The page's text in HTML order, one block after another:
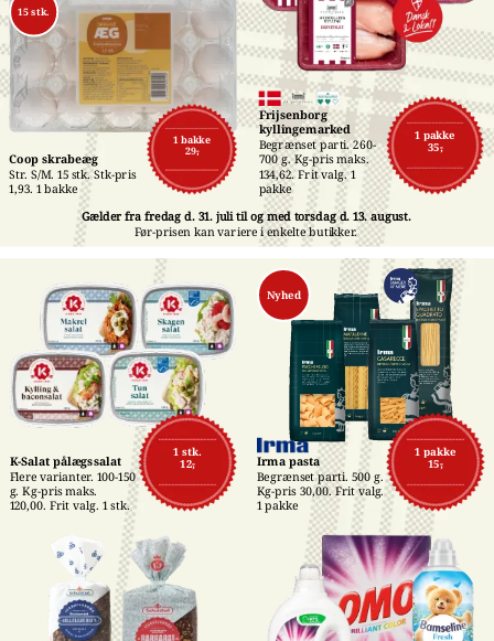
1 pakke
35,-
Frijsenborg
kyllingemarked
Begrænset parti. 260-
700 g. Kg-pris maks.
134,62. Frit valg. 1
pakke
Gælder fra fredag d. 31. juli til og med torsdag d. 13. august.
Før-prisen kan variere i enkelte butikker.
1 bakke
29,-
15 stk.
Coop skrabeæg
Str. S/M. 15 stk. Stk-pris
1,93. 1 bakke
1 stk.
12,-
K-Salat pålægssalat
Flere varianter. 100-150
g. Kg-pris maks.
120,00. Frit valg. 1 stk.
1 pakke
15,-
Nyhed
Irma pasta
Begrænset parti. 500 g.
Kg-pris 30,00. Frit valg.
1 pakke